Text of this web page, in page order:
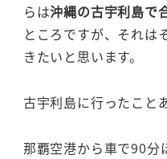
らは沖縄の古宇利島で
ところですが、それは
きたいと思います。
古宇利島に行ったこと
那覇空港から車で90分